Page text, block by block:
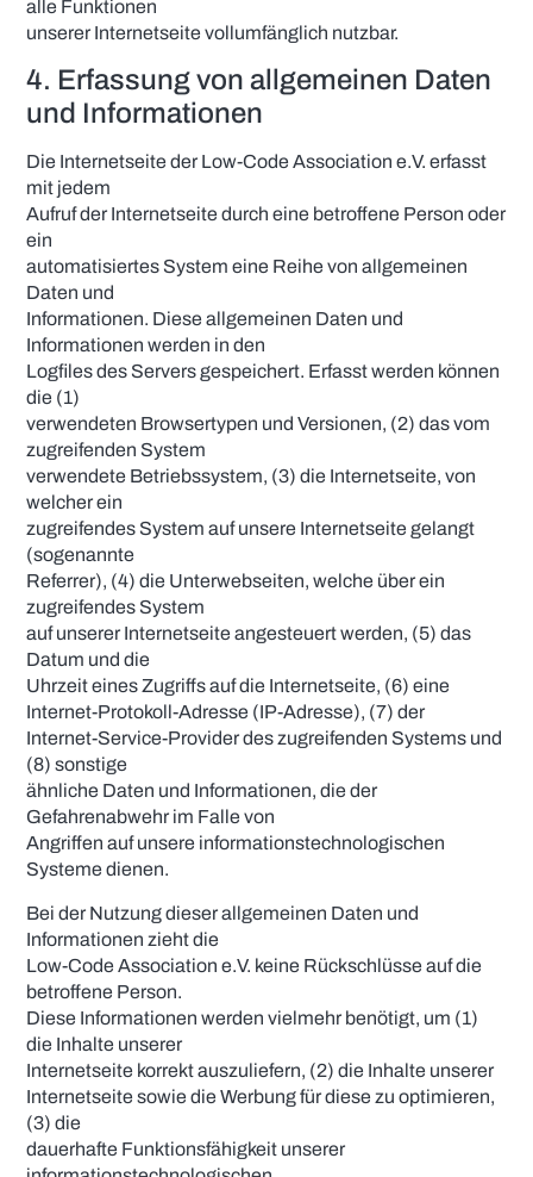
alle Funktionen
unserer Internetseite vollumfänglich nutzbar.
4. Erfassung von allgemeinen Daten
und Informationen
Die Internetseite der Low-Code Association e.V. erfasst
mit jedem
Aufruf der Internetseite durch eine betroffene Person oder
ein
automatisiertes System eine Reihe von allgemeinen
Daten und
Informationen. Diese allgemeinen Daten und
Informationen werden in den
Logfiles des Servers gespeichert. Erfasst werden können
die (1)
verwendeten Browsertypen und Versionen, (2) das vom
zugreifenden System
verwendete Betriebssystem, (3) die Internetseite, von
welcher ein
zugreifendes System auf unsere Internetseite gelangt
(sogenannte
Referrer), (4) die Unterwebseiten, welche über ein
zugreifendes System
auf unserer Internetseite angesteuert werden, (5) das
Datum und die
Uhrzeit eines Zugriffs auf die Internetseite, (6) eine
Internet-Protokoll-Adresse (IP-Adresse), (7) der
Internet-Service-Provider des zugreifenden Systems und
(8) sonstige
ähnliche Daten und Informationen, die der
Gefahrenabwehr im Falle von
Angriffen auf unsere informationstechnologischen
Systeme dienen.
Bei der Nutzung dieser allgemeinen Daten und
Informationen zieht die
Low-Code Association e.V. keine Rückschlüsse auf die
betroffene Person.
Diese Informationen werden vielmehr benötigt, um (1)
die Inhalte unserer
Internetseite korrekt auszuliefern, (2) die Inhalte unserer
Internetseite sowie die Werbung für diese zu optimieren,
(3) die
dauerhafte Funktionsfähigkeit unserer